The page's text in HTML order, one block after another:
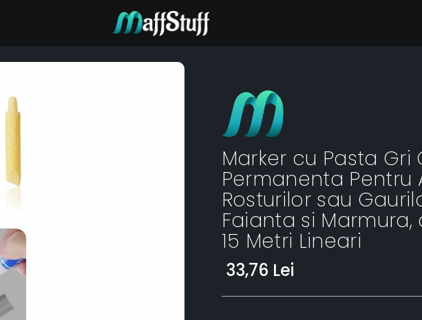
Marker cu Pasta
Permanenta Pentru
Rosturilor sau
Faianta si Marmura,
15 Metri Lineari
33,76 Lei